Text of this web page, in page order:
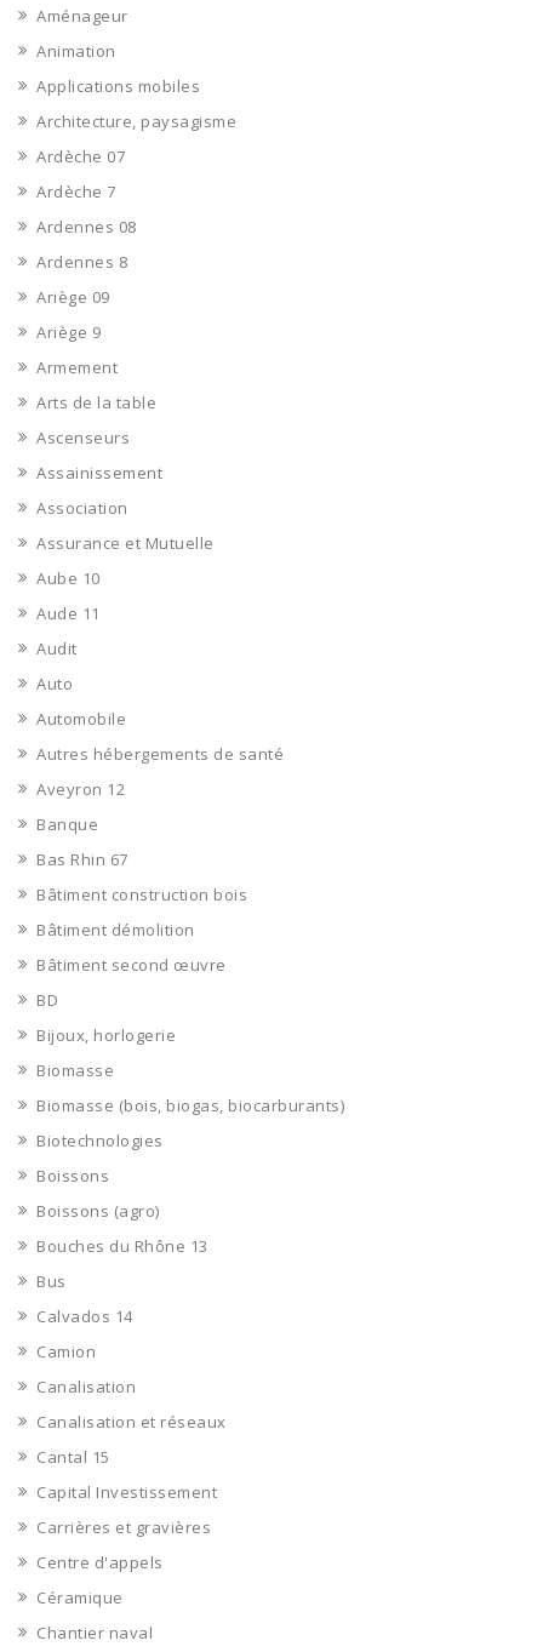
Aménageur
Animation
Applications mobiles
Architecture, paysagisme
Ardèche 07
Ardèche 7
Ardennes 08
Ardennes 8
Ariège 09
Ariège 9
Armement
Arts de la table
Ascenseurs
Assainissement
Association
Assurance et Mutuelle
Aube 10
Aude 11
Audit
Auto
Automobile
Autres hébergements de santé
Aveyron 12
Banque
Bas Rhin 67
Bâtiment construction bois
Bâtiment démolition
Bâtiment second œuvre
BD
Bijoux, horlogerie
Biomasse
Biomasse (bois, biogas, biocarburants)
Biotechnologies
Boissons
Boissons (agro)
Bouches du Rhône 13
Bus
Calvados 14
Camion
Canalisation
Canalisation et réseaux
Cantal 15
Capital Investissement
Carrières et gravières
Centre d'appels
Céramique
Chantier naval